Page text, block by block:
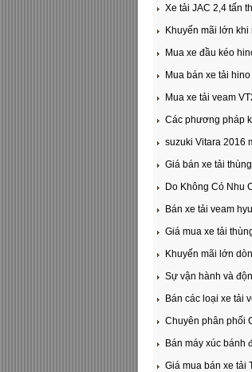
Xe tải JAC 2,4 tấn
Khuyến mãi lớn
Mua xe đầu kéo
Mua bán xe tải
Mua xe tải veam
Các phương pháp
suzuki Vitara 2016
Giá bán xe tải
Do Không Có Nhu
Bán xe tải veam
Giá mua xe tải
Khuyến mãi lớn
Sự vận hành và
Bán các loại xe tải
Chuyên phân phối
Bán máy xúc bánh
Giá mua bán xe tải